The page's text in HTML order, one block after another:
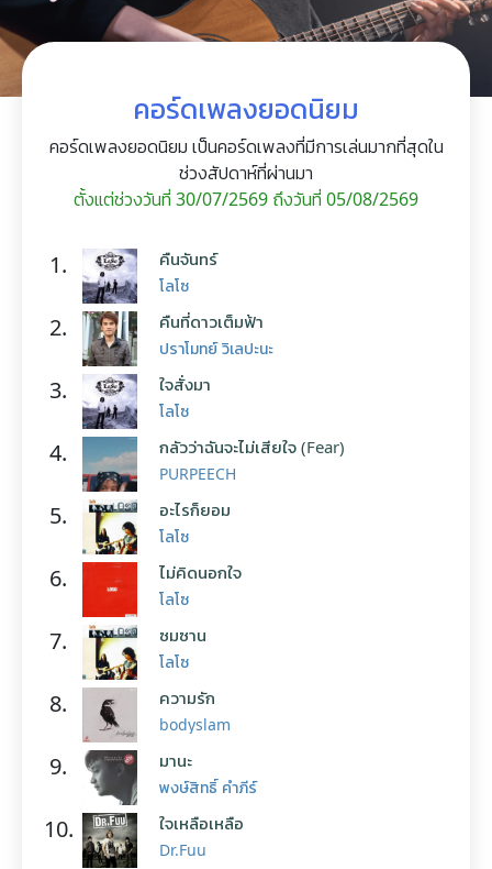
คอร์ดเพลงยอดนิยม
คอร์ดเพลงยอดนิยม เป็นคอร์ดเพลงที่มีการเล่นมากที่สุดใน
ช่วงสัปดาห์ที่ผ่านมา
ตั้งแต่ช่วงวันที่ 30/07/2569 ถึงวันที่ 05/08/2569
1. คืนจันทร์
โลโซ
2. คืนที่ดาวเต็มฟ้า
ปราโมทย์ วิเลปะนะ
3. ใจสั่งมา
โลโซ
4. กลัวว่าฉันจะไม่เสียใจ (Fear)
PURPEECH
5. อะไรก็ยอม
โลโซ
6. ไม่คิดนอกใจ
โลโซ
7. ซมซาน
โลโซ
8. ความรัก
bodyslam
9. มานะ
พงษ์สิทธิ์ คำภีร์
10. ใจเหลือเหลือ
Dr.Fuu